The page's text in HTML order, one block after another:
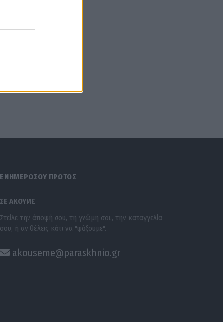
ΕΝΗΜΕΡΩΣΟΥ ΠΡΩΤΟΣ
ΣΕ ΑΚΟΥΜΕ
Στείλε την άποψή σου, τη γνώμη σου, την καταγγελία
σου, ή αν θέλεις κάτι να "ψάξουμε".
akouseme@paraskhnio.gr